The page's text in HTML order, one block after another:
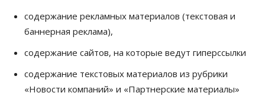
Расходы новосибирцев на спорт выросли на 40%
за полгода
07 Августа 2026, 14:35
07 Августа 2026, 14:00
содержание рекламных материалов (текстовая и
баннерная реклама),
содержание сайтов, на которые ведут гиперссылки
содержание текстовых материалов из рубрики
«Новости компаний» и «Партнерские материалы»